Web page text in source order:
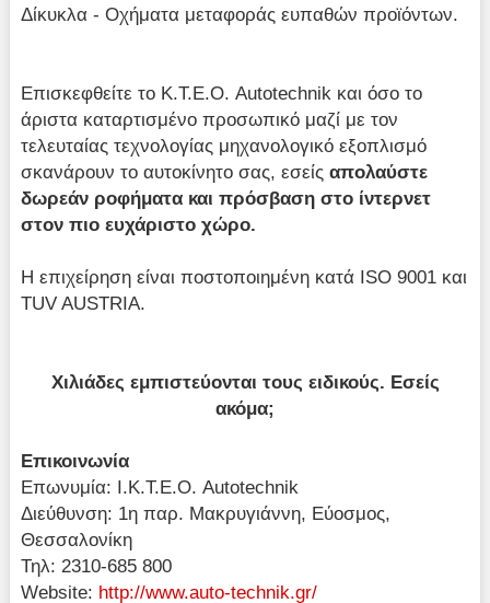
Δίκυκλα - Οχήματα μεταφοράς ευπαθών προϊόντων.
Επισκεφθείτε το Κ.Τ.Ε.Ο. Autotechnik και όσο το
άριστα καταρτισμένο προσωπικό μαζί με τον
τελευταίας τεχνολογίας μηχανολογικό εξοπλισμό
σκανάρουν το αυτοκίνητο σας, εσείςαπολαύστε
δωρεάν ροφήματα και πρόσβαση στο ίντερνετ
στον πιο ευχάριστο χώρο.
Η επιχείρηση είναι ποστοποιημένη κατά ISO 9001 και
TUV AUSTRIA.
Χιλιάδες εμπιστεύονται τους ειδικούς. Εσείς
ακόμα;
Επικοινωνία
Επωνυμία: Ι.Κ.Τ.Ε.Ο. Autotechnik
Διεύθυνση: 1η παρ. Μακρυγιάννη, Εύοσμος,
Θεσσαλονίκη
Τηλ: 2310-685 800
Website: http://www.auto-technik.gr/